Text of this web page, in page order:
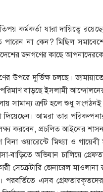
কর্মকর্তা যারা দায়িত্বে
পারেন না কেন? মিছিল
জনগণের কাছে
দুর্ভিক্ষ চলছে।
বাড়ছে ইসলামী
ত্রুটি হলে শুধু সংগঠনই
আমরা তার
করবেন, প্রচলিত আইনের
ওয়ারেন্টে মিথ্যা ও গায়েবী
বাড়িতে অভিযান চালিয়ে
সেক্রেটারি জেনারেল
পরবর্তিতে এসব